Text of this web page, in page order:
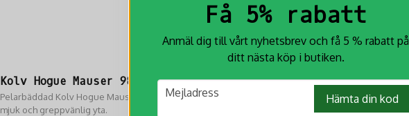
Kolv Hogue Mauser 98
Pelarbäddad Kolv Hogue Mauser 98 har en
mjuk och greppvänlig yta.
Få 5% rabatt
Anmäl dig till vårt nyhetsbrev och få 5 % rabatt på
ditt nästa köp i butiken.
email
Mejladress Hämta din kod